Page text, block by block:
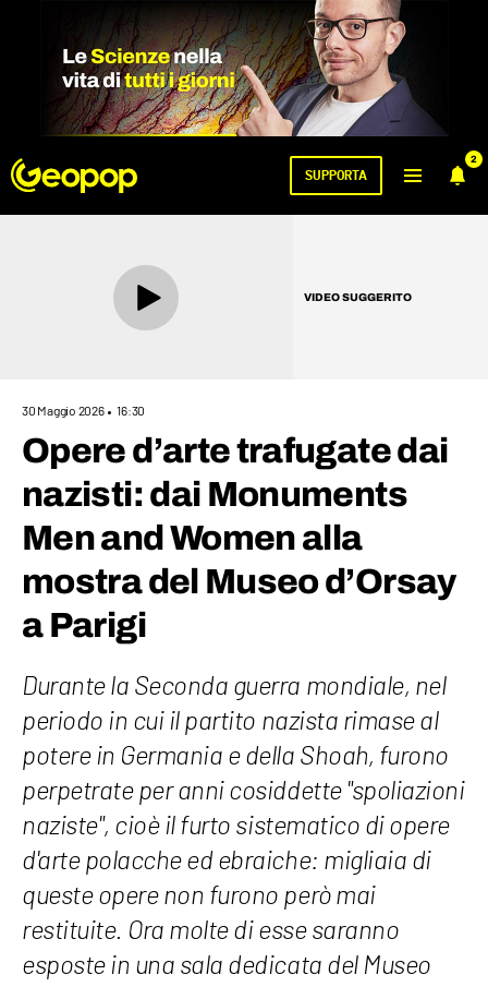
2
SUPPORTA
VIDEO SUGGERITO
30 Maggio 2026 16:30
Opere d’arte trafugate dai
nazisti: dai Monuments
Men and Women alla
mostra del Museo d’Orsay
a Parigi
Durante la Seconda guerra mondiale, nel
periodo in cui il partito nazista rimase al
potere in Germania e della Shoah, furono
perpetrate per anni cosiddette "spoliazioni
naziste", cioè il furto sistematico di opere
d'arte polacche ed ebraiche: migliaia di
queste opere non furono però mai
restituite. Ora molte di esse saranno
esposte in una sala dedicata del Museo